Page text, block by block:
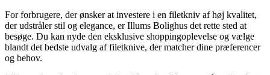
For forbrugere, der ønsker at investere i en filetkniv af høj kvalitet,
der udstråler stil og elegance, er Illums Bolighus det rette sted at
besøge. Du kan nyde den eksklusive shoppingoplevelse og vælge
blandt det bedste udvalg af filetknive, der matcher dine præferencer
og behov.